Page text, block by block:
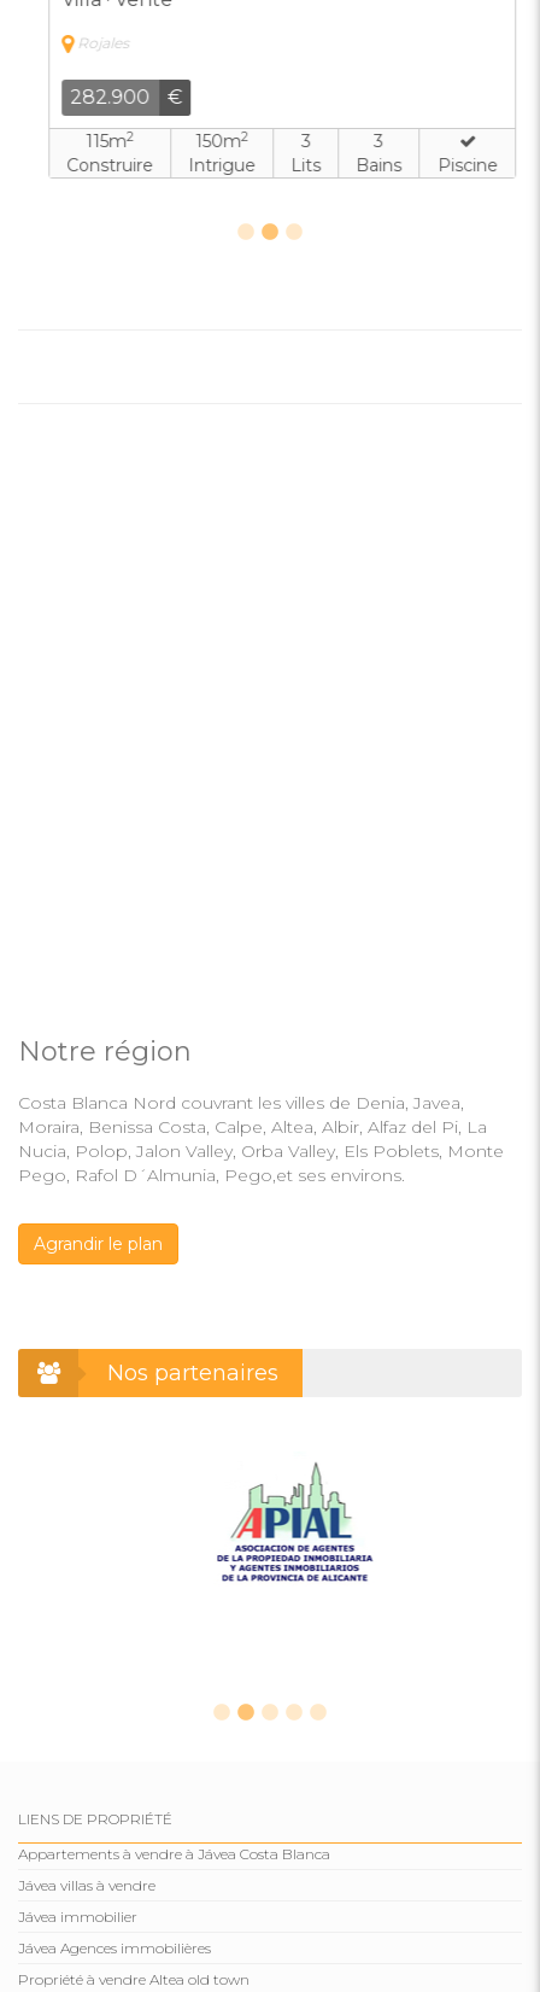
Rojales
282.900 €
115m2
Construire
150m2
Intrigue
Lits
Bains
Piscine
Notre région
Costa Blanca Nord couvrant les villes de Denia, Javea,
Moraira, Benissa Costa, Calpe, Altea, Albir, Alfaz del Pi, La
Nucia, Polop, Jalon Valley, Orba Valley, Els Poblets, Monte
Pego, Rafol D´Almunia, Pego,et ses environs.
Agrandir le plan
Nos partenaires
LIENS DE PROPRIÉTÉ
Appartements à vendre à Jávea Costa Blanca
Jávea villas à vendre
Jávea immobilier
Jávea Agences immobilières
Propriété à vendre Altea old town